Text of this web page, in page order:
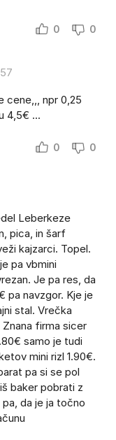
0 0
cene,,, npr 0,25
4,5€ ...
0 0
Leberkeze
pica, in šarf
kajzarci. Topel.
pa vbmini
Je pa res, da
pa navzgor. Kje je
stal. Vrečka
firma sicer
samo je tudi
mini rizl 1.90€.
pa si se pol
baker pobrati z
da je ja točno